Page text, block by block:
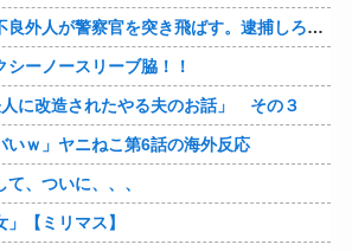
【動画】名古屋栄で不良外人が警察官を突き飛ばす。逮捕しろやｗｗｗ
ーノースリーブ脇！！
人に改造されたやる夫のお話」 その３
いｗ」ヤニねこ第6話の海外反応
、ついに、、、
【ミリマス】